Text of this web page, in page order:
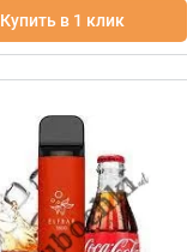
Купить в 1 клик